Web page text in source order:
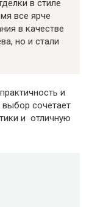
в стиле
все ярче
в качестве
но и стали
и
сочетает
и отличную